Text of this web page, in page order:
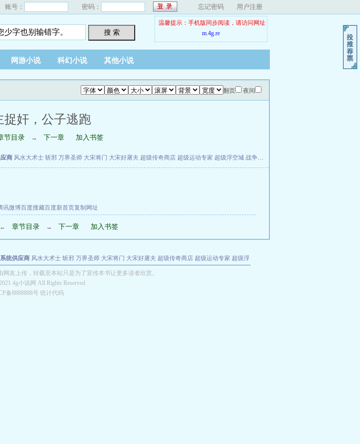
账号： 密码： 忘记密码 用户注册
搜 索
温馨提示：手机版同步阅读，请访问网址
m.4g.re
网游小说 科幻小说 其他小说
翻页 夜间
捉奸，公子逃跑
节目录 → 下一章 加入书签
商 风水大术士 斩邪 万界圣师 大宋将门 大宋好屠夫 超级传奇商店 超级运动专家 超级浮空城 战争天堂
讯微博百度搜藏百度新首页复制网址
← 章节目录 → 下一章 加入书签
系统供应商 风水大术士 斩邪 万界圣师 大宋将门 大宋好屠夫 超级传奇商店 超级运动专家 超级浮
大师 华娱特效大亨 原始大厨王 怪物聊天群 某美漫的特工
长别打脸
友上传，转载至本站只是为了宣传本书让更多读者欣赏。
4g小说网 All Rights Reserved.
备8888888号 统计代码